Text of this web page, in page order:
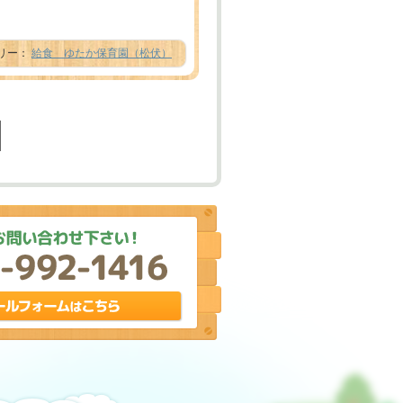
ー： 給食 ゆたか保育園（松伏）